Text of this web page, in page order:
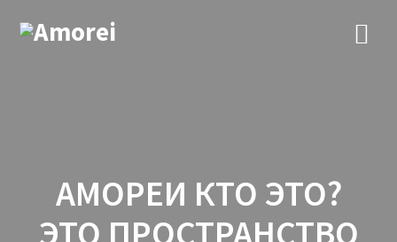
АМОРЕИ КТО ЭТО?
ЭТО ПРОСТРАНСТВО